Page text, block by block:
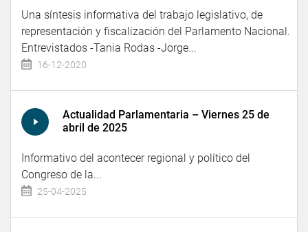
Una síntesis informativa del trabajo legislativo, de
representación y fiscalización del Parlamento Nacional.
Entrevistados -Tania Rodas -Jorge...
16-12-2020
Actualidad Parlamentaria – Viernes 25 de
abril de 2025
Informativo del acontecer regional y político del
Congreso de la...
25-04-2025